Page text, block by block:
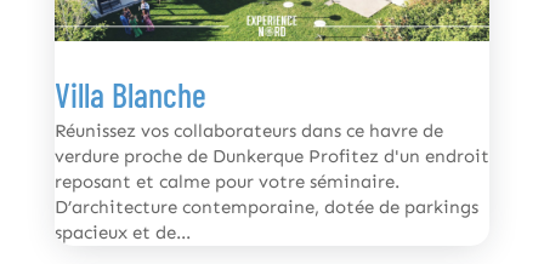
Villa Blanche
Réunissez vos collaborateurs dans ce havre de
verdure proche de Dunkerque Profitez d'un endroit
reposant et calme pour votre séminaire.
D’architecture contemporaine, dotée de parkings
spacieux et de...